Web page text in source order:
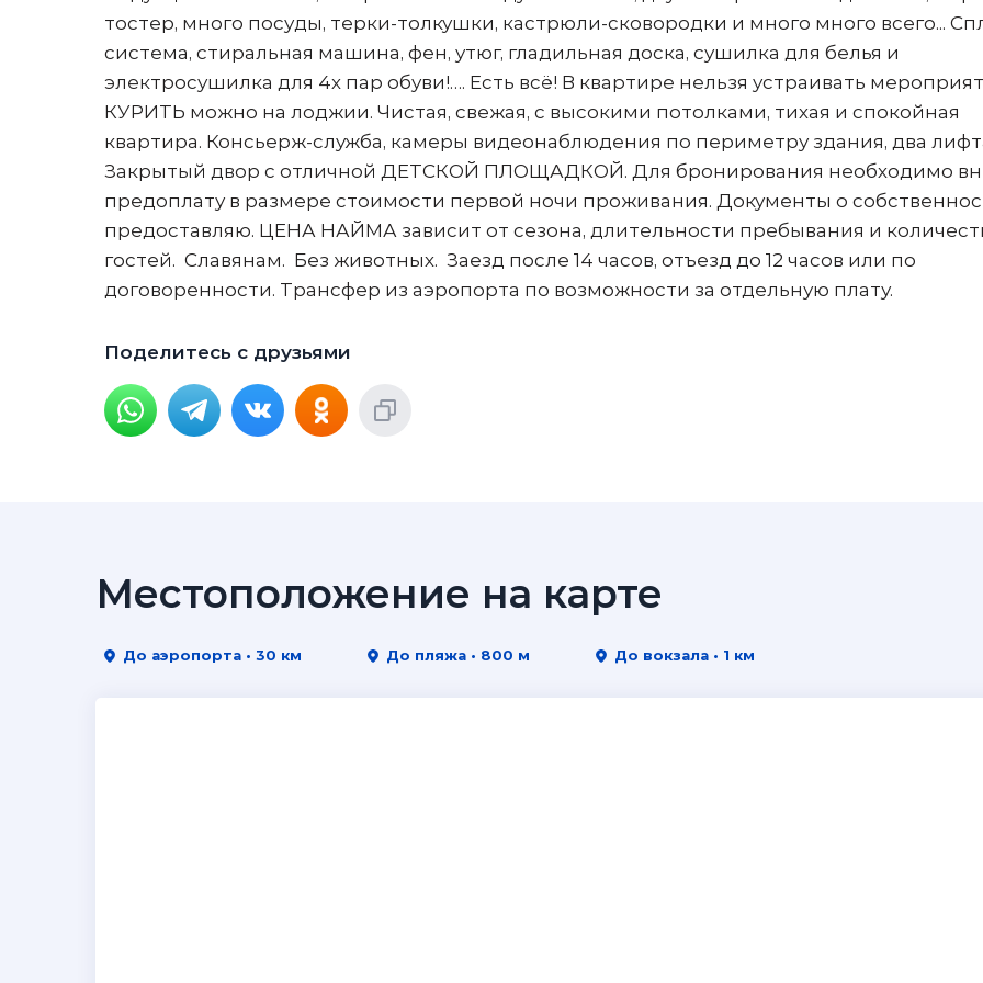
тостер, много посуды, терки-толкушки, кастрюли-сковородки и много много всего...
система, стиральная машина, фен, утюг, гладильная доска, сушилка для белья и
электросушилка для 4х пар обуви!…. Есть всё! В квартире нельзя устраивать
КУРИТЬ можно на лоджии. Чистая, свежая, с высокими потолками, тихая и спокойная
квартира. Консьерж-служба, камеры видеонаблюдения по периметру здания, два
Закрытый двор с отличной ДЕТСКОЙ ПЛОЩАДКОЙ. Для бронирования необходимо
предоплату в размере стоимости первой ночи проживания. Документы о
предоставляю. ЦЕНА НАЙМА зависит от сезона, длительности пребывания и
гостей. Славянам. Без животных. Заезд после 14 часов, отъезд до 12 часов или по
договоренности. Трансфер из аэропорта по возможности за отдельную плату.
Поделитесь с друзьями
Местоположение на карте
До аэропорта • 30 км До пляжа • 800 м До вокзала • 1 км